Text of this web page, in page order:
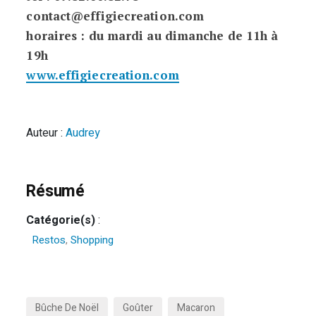
contact@effigiecreation.com
horaires : du mardi au dimanche de 11h à
19h
www.effigiecreation.com
Auteur :Audrey
Résumé
Catégorie(s):
Restos,Shopping
Bûche De Noël Goûter
Macaron